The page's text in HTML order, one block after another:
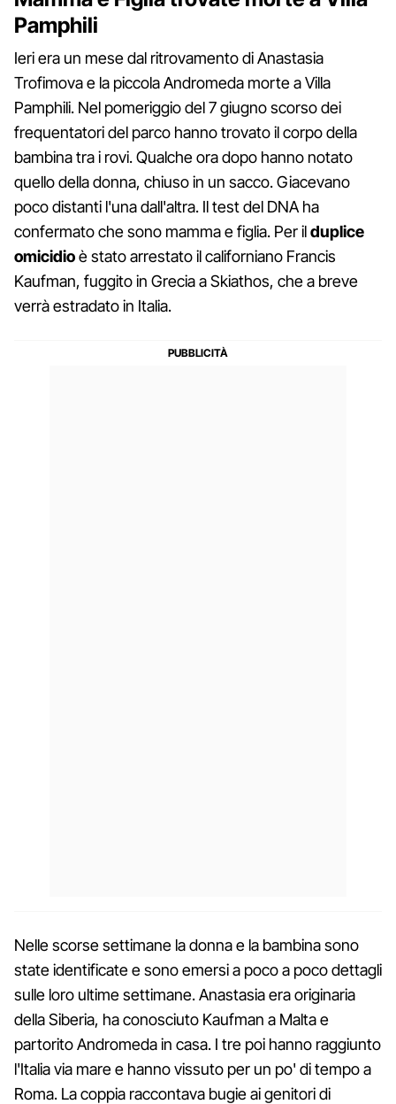
Pamphili
Ieri era un mese dal ritrovamento di Anastasia
Trofimova e la piccola Andromeda morte a Villa
Pamphili. Nel pomeriggio del 7 giugno scorso dei
frequentatori del parco hanno trovato il corpo della
bambina tra i rovi. Qualche ora dopo hanno notato
quello della donna, chiuso in un sacco. Giacevano
poco distanti l'una dall'altra. Il test del DNA ha
confermato che sono mamma e figlia. Per ilduplice
omicidioè stato arrestato il californiano Francis
Kaufman, fuggito in Grecia a Skiathos, che a breve
verrà estradato in Italia.
Nelle scorse settimane la donna e la bambina sono
state identificate e sono emersi a poco a poco dettagli
sulle loro ultime settimane. Anastasia era originaria
della Siberia, ha conosciuto Kaufman a Malta e
partorito Andromeda in casa. I tre poi hanno raggiunto
l'Italia via mare e hanno vissuto per un po' di tempo a
Roma. La coppia raccontava bugie ai genitori di